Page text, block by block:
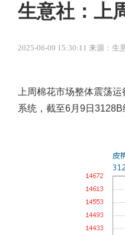
生意社：上
2025-06-09 15:30:11 来源：生
上周棉花市场整体震荡
系统，截至6月9日